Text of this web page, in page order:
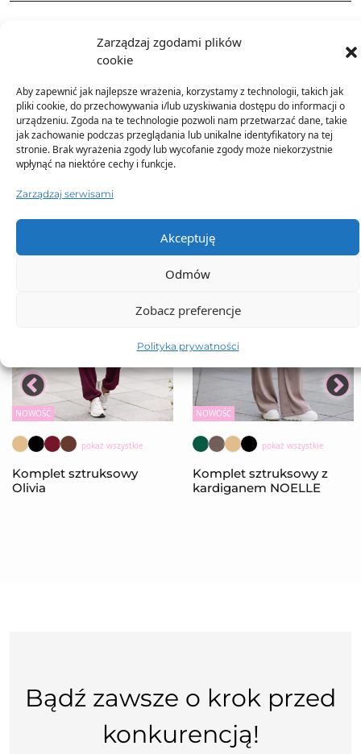
Zarządzaj zgodami plików
cookie
Aby zapewnić jak najlepsze wrażenia, korzystamy z technologii, takich jak
pliki cookie, do przechowywania i/lub uzyskiwania dostępu do informacji o
urządzeniu. Zgoda na te technologie pozwoli nam przetwarzać dane, takie
jak zachowanie podczas przeglądania lub unikalne identyfikatory na tej
stronie. Brak wyrażenia zgody lub wycofanie zgody może niekorzystnie
wpłynąć na niektóre cechy i funkcje.
Zarządzaj serwisami
Akceptuję
Odmów
Zobacz preferencje
Polityka prywatności
TO SIĘ TERAZ SPRZEDAJE
NOWOŚĆ
pokaż wszystkie
Komplet sztruksowy
Olivia
NOWOŚĆ
pokaż wszystkie
Komplet sztruksowy z
kardiganem NOELLE
Bądź zawsze o krok przed
konkurencją!